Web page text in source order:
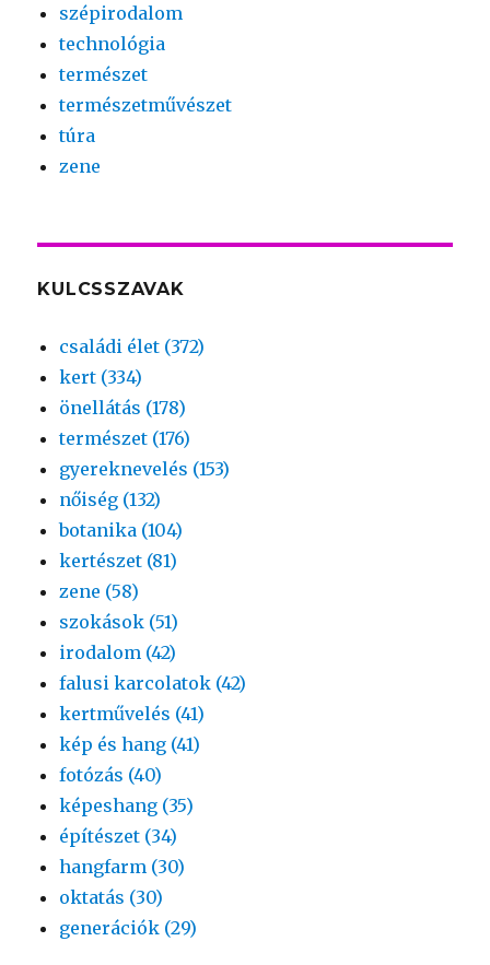
szépirodalom
technológia
természet
természetművészet
túra
zene
KULCSSZAVAK
családi élet (372)
kert (334)
önellátás (178)
természet (176)
gyereknevelés (153)
nőiség (132)
botanika (104)
kertészet (81)
zene (58)
szokások (51)
irodalom (42)
falusi karcolatok (42)
kertművelés (41)
kép és hang (41)
fotózás (40)
képeshang (35)
építészet (34)
hangfarm (30)
oktatás (30)
generációk (29)